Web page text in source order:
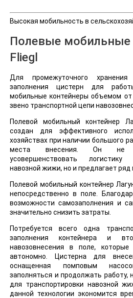
Высокая мобильность в
Полевые мобильные
Fliegl
Для промежуточного
заполнения цистерн для
мобильные контейнеры объемом
звено транспортной цепи
Полевой мобильный контейнер
создан для эффективного
хозяйствах при наличии большого
места внесения. Он не
усовершенствовать
навозной жижи, но и предлагает
Полевой мобильный контейнер
непосредственно в поле.
возможности самозаполнения и
значительно снизить затраты.
Потребуется всего одна
заполнения контейнера и
навозовнесения в поле,
автономно. Цистерна для
оснащенная помповым
заполняться и продолжать работу,
для транспортировки навозной
данной технологии экономится